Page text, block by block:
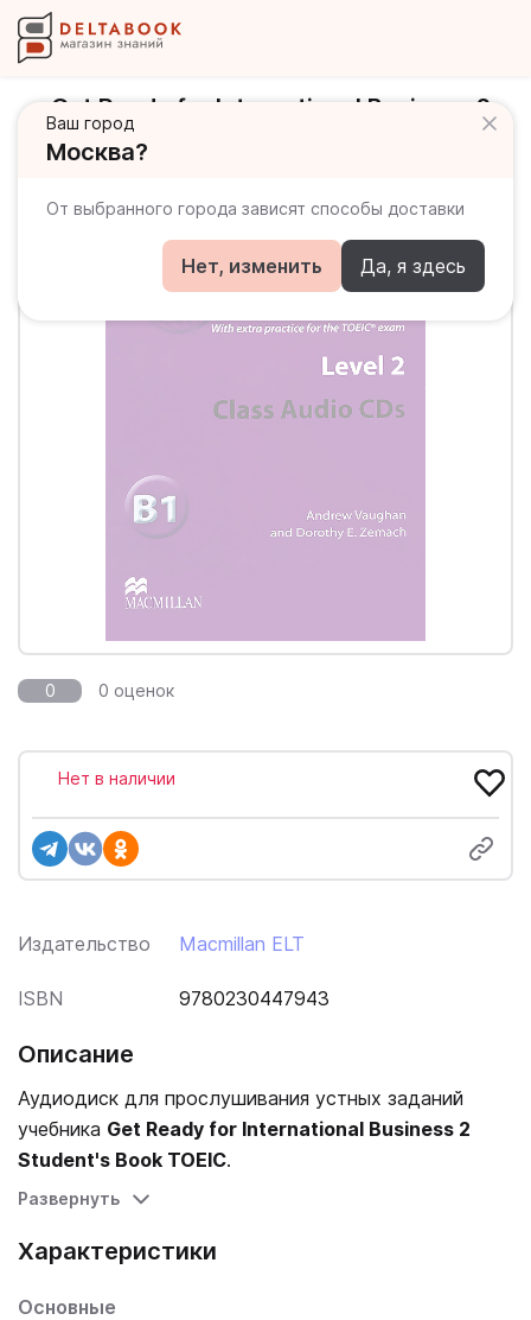
Ваш город
Москва?
От выбранного города зависят способы доставки
Нет, изменить Да, я здесь
Get Ready for International Business 2
Class Audio CDs TOEIC / Аудиодиск
0 0 оценок
Издательство Macmillan ELT
ISBN 9780230447943
Нет в наличии
Описание
Аудиодиск для прослушивания устных заданий
учебника Get Ready for International Business 2
Student's Book TOEIC.
Развернуть
Характеристики
Основные